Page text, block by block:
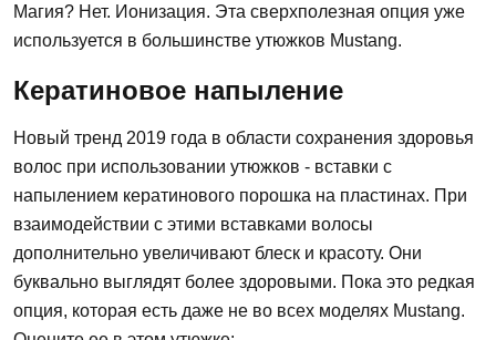
Магия? Нет. Ионизация. Эта сверхполезная опция уже
используется в большинстве утюжков Mustang.
Кератиновое напыление
Новый тренд 2019 года в области сохранения здоровья
волос при использовании утюжков - вставки с
напылением кератинового порошка на пластинах. При
взаимодействии с этими вставками волосы
дополнительно увеличивают блеск и красоту. Они
буквально выглядят более здоровыми. Пока это редкая
опция, которая есть даже не во всех моделях Mustang.